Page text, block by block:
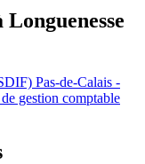
Pas-de-Calais -
gestion comptable